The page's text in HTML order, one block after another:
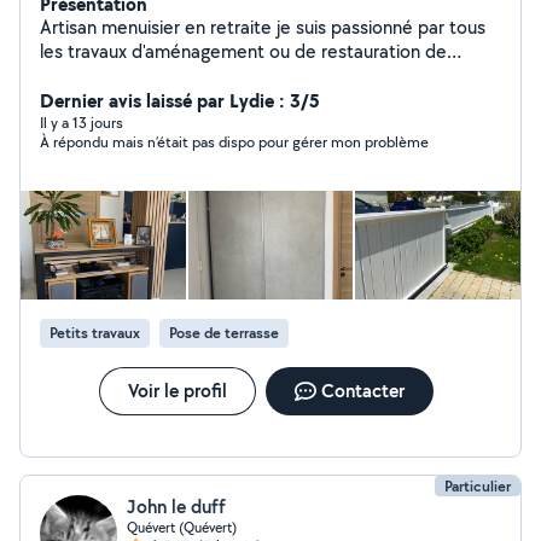
Artisan menuisier en retraite je suis passionné par tous
les travaux d'aménagement ou de restauration de
mon pavillon acheté en septembre 2022 et totalement
transformé, j'ai dorénavant de la disponibilité.
Dernier avis laissé par Lydie : 3/5
Il y a 13 jours
À répondu mais n’était pas dispo pour gérer mon problème
Petits travaux Pose de terrasse
Voir le profil Contacter
Particulier
John le duff
Quévert (Quévert)